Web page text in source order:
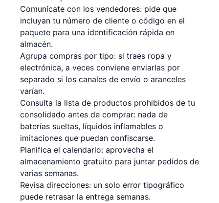
Comunícate con los vendedores: pide que
incluyan tu número de cliente o código en el
paquete para una identificación rápida en
almacén.
Agrupa compras por tipo: si traes ropa y
electrónica, a veces conviene enviarlas por
separado si los canales de envío o aranceles
varían.
Consulta la lista de productos prohibidos de tu
consolidado antes de comprar: nada de
baterías sueltas, líquidos inflamables o
imitaciones que puedan confiscarse.
Planifica el calendario: aprovecha el
almacenamiento gratuito para juntar pedidos de
varias semanas.
Revisa direcciones: un solo error tipográfico
puede retrasar la entrega semanas.